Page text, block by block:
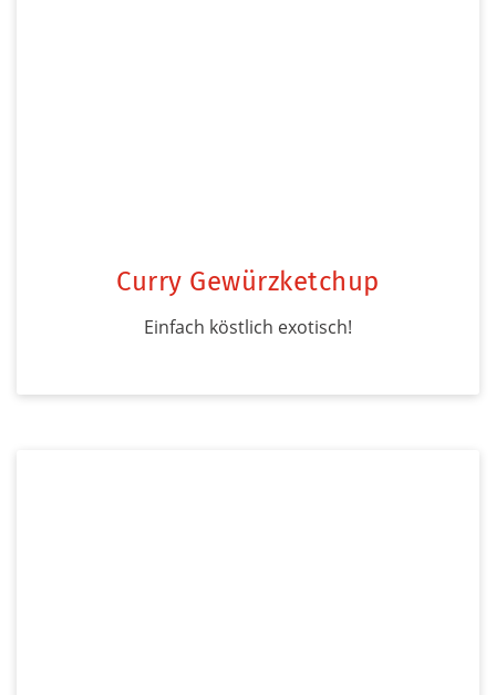
Curry Gewürzketchup
Einfach köstlich exotisch!